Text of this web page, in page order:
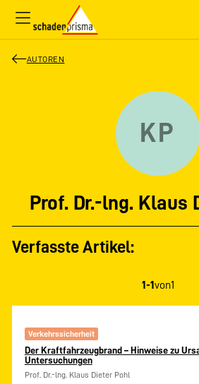
AUTOREN
KP
Prof. Dr.-lng. Klaus
Verfasste Artikel:
1-1von1
Verkehrssicherheit
Der Kraftfahrzeugbrand – Hinweise zu
Untersuchungen
Prof. Dr.-lng. Klaus Dieter Pohl